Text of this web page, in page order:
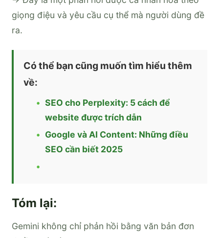
giọng điệu và yêu cầu cụ thể mà người dùng đề
ra.
Có thể bạn cũng muốn tìm hiểu thêm
về:
SEO cho Perplexity: 5 cách để
website được trích dẫn
Google và AI Content: Những điều
SEO cần biết 2025
Tóm lại:
Gemini không chỉ phản hồi bằng văn bản đơn